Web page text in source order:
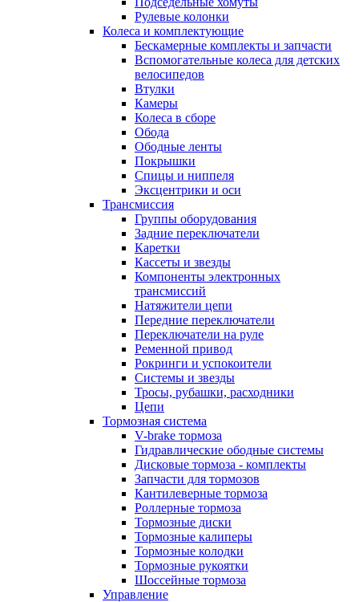
Рулевые колонки
Колеса и комплектующие
Бескамерные комплекты и запчасти
Вспомогательные колеса для детских
велосипедов
Втулки
Камеры
Колеса в сборе
Обода
Ободные ленты
Покрышки
Спицы и ниппеля
Эксцентрики и оси
Трансмиссия
Группы оборудования
Задние переключатели
Каретки
Кассеты и звезды
Компоненты электронных
трансмиссий
Натяжители цепи
Передние переключатели
Переключатели на руле
Ременной привод
Рокринги и успокоители
Системы и звезды
Тросы, рубашки, расходники
Цепи
Тормозная система
V-brake тормоза
Гидравлические ободные системы
Дисковые тормоза - комплекты
Запчасти для тормозов
Кантилеверные тормоза
Роллерные тормоза
Тормозные диски
Тормозные калиперы
Тормозные колодки
Тормозные рукоятки
Шоссейные тормоза
Управление